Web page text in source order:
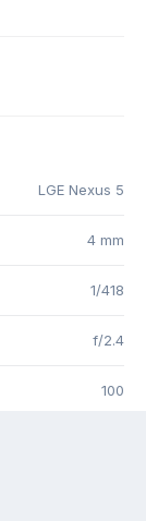
LGE Nexus 5
4 mm
1/418
f/2.4
100